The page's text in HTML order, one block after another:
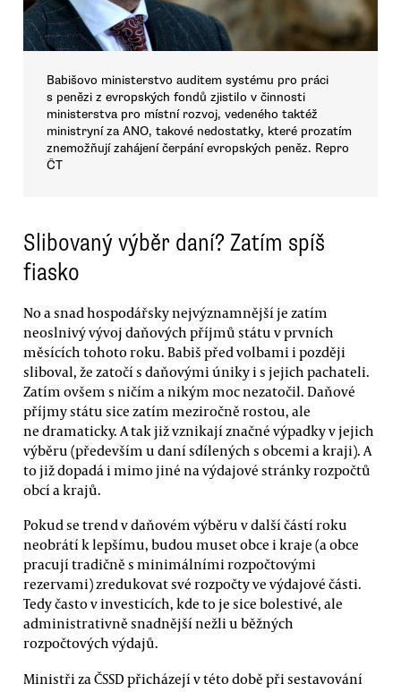
Babišovo ministerstvo auditem systému pro práci
s penězi z evropských fondů zjistilo v činnosti
ministerstva pro místní rozvoj, vedeného taktéž
ministryní za ANO, takové nedostatky, které prozatím
znemožňují zahájení čerpání evropských peněz. Repro
ČT
Slibovaný výběr daní? Zatím spíš
fiasko
No a snad hospodářsky nejvýznamnější je zatím
neoslnivý vývoj daňových příjmů státu v prvních
měsících tohoto roku. Babiš před volbami i později
sliboval, že zatočí s daňovými úniky i s jejich pachateli.
Zatím ovšem s ničím a nikým moc nezatočil. Daňové
příjmy státu sice zatím meziročně rostou, ale
ne dramaticky. A tak již vznikají značné výpadky v jejich
výběru (především u daní sdílených s obcemi a kraji). A
to již dopadá i mimo jiné na výdajové stránky rozpočtů
obcí a krajů.
Pokud se trend v daňovém výběru v další částí roku
neobrátí k lepšímu, budou muset obce i kraje (a obce
pracují tradičně s minimálními rozpočtovými
rezervami) zredukovat své rozpočty ve výdajové části.
Tedy často v investicích, kde to je sice bolestivé, ale
administrativně snadnější nežli u běžných
rozpočtových výdajů.
Ministři za ČSSD přicházejí v této době při sestavování